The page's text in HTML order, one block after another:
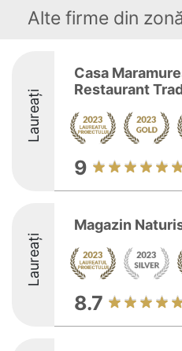
Alte firme din
Laureați
Casa
Restaurant
9
Laureați
Magazin
8.7